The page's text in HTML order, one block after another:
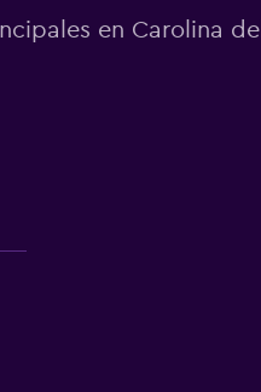
en Carolina